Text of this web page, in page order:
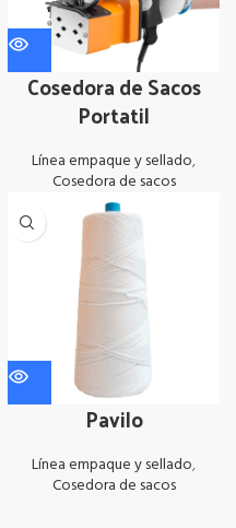
Cosedora de Sacos
Portatil
Línea empaque y sellado,
Cosedora de sacos
Pavilo
Línea empaque y sellado,
Cosedora de sacos